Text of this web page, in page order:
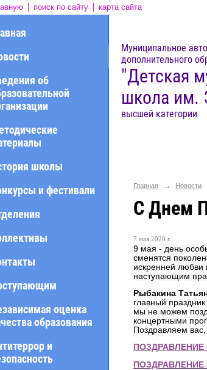
поиск по сайту карта сайта
об
школы
и фестивали
оценка
образования
и
Муниципальное
дополнительного
"Детская
школа им.
высшей категории
Главная → Новости
С Днем
7 мая 2020 г.
9 мая - день
сменятся
искренней
наступающим
Рыбакина
главный
мы не можем
концертными
Поздравляем